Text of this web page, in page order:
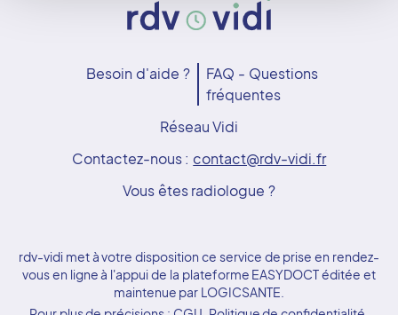
Besoin d'aide ?
FAQ - Questions
fréquentes
Réseau Vidi
Contactez-nous : contact@rdv-vidi.fr
Vous êtes radiologue ?
rdv-vidi met à votre disposition ce service de prise en rendez-
vous en ligne à l'appui de la plateforme EASYDOCT éditée et
maintenue par LOGICSANTE.